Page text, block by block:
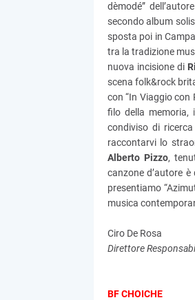
dèmodé”
secondo album
sposta poi in
tra la tradizione
nuova incisione di
scena folk&rock
con “In Viaggio con
filo della memoria,
condiviso di
raccontarvi lo
Alberto Pizzo,
canzone d’autore
presentiamo
musica
Ciro De Rosa
Direttore
BF CHOICHE